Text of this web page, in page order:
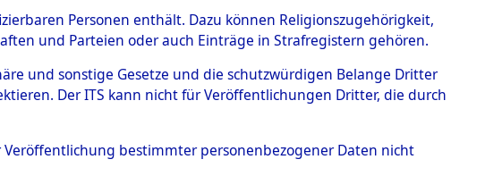
an der Weser→0129
Personen enthält. Dazu können Religionszugehörigkeit,
und Parteien oder auch Einträge in Strafregistern gehören.
und sonstige Gesetze und die schutzwürdigen Belange Dritter
Der ITS kann nicht für Veröffentlichungen Dritter, die durch
bestimmter personenbezogener Daten nicht